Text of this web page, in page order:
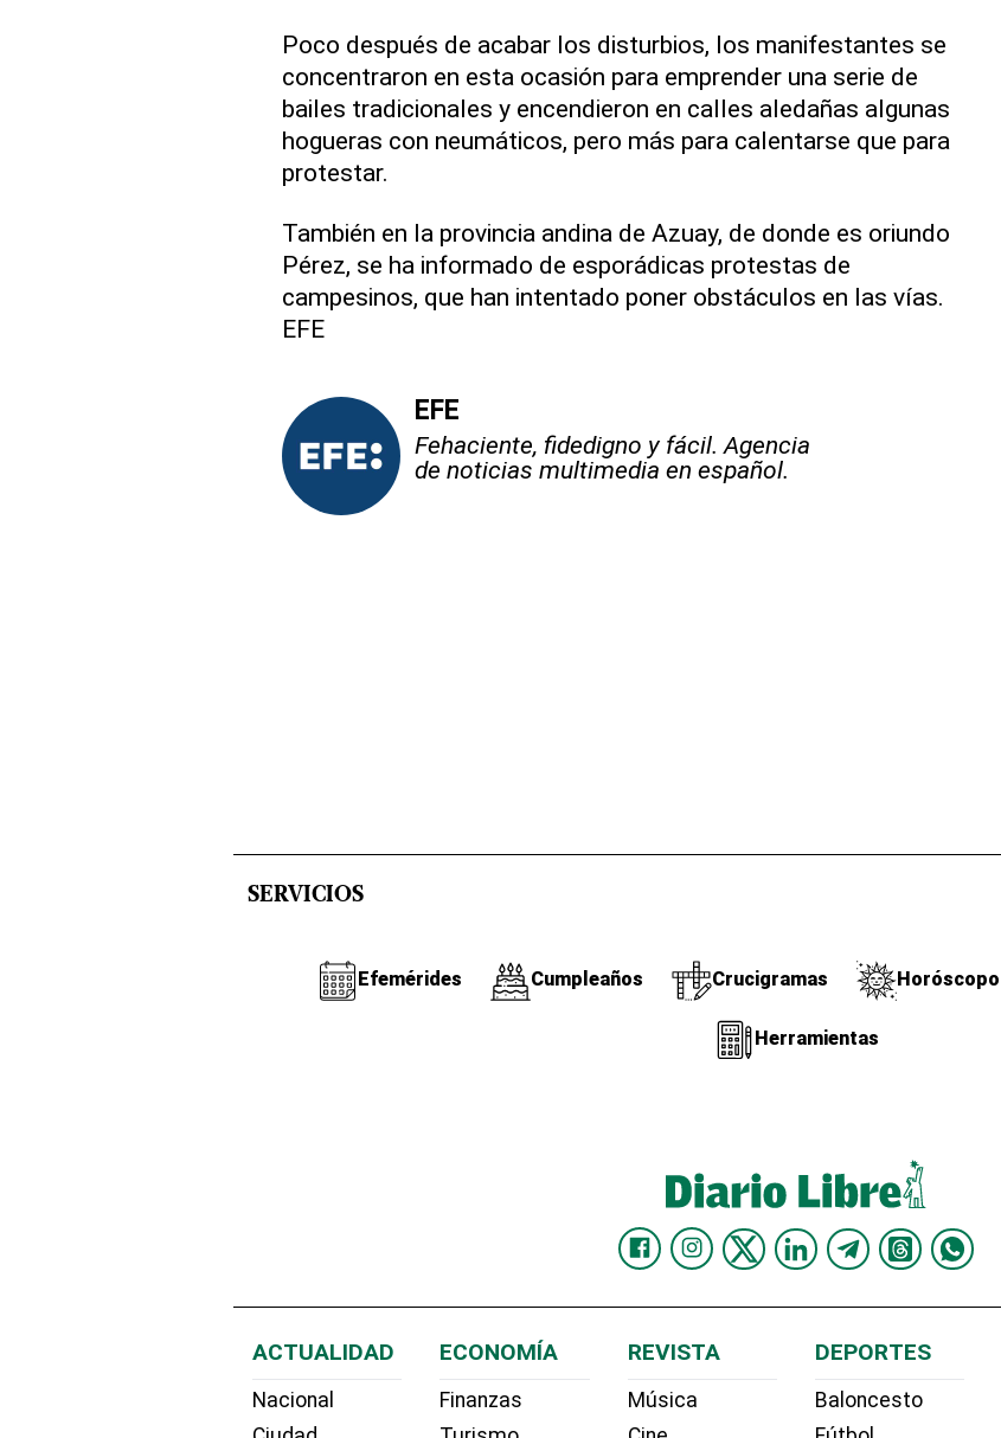
Poco después de acabar los disturbios, los manifestantes se
concentraron en esta ocasión para emprender una serie de
bailes tradicionales y encendieron en calles aledañas algunas
hogueras con neumáticos, pero más para calentarse que para
protestar.
También en la provincia andina de Azuay, de donde es oriundo
Pérez, se ha informado de esporádicas protestas de
campesinos, que han intentado poner obstáculos en las vías.
EFE
EFE
Fehaciente, fidedigno y fácil. Agencia
de noticias multimedia en español.
SERVICIOS
Efemérides Cumpleaños Crucigramas Horóscopo
Herramientas
ACTUALIDAD
Nacional
ECONOMÍA
Finanzas
REVISTA
Música
DEPORTES
Baloncesto